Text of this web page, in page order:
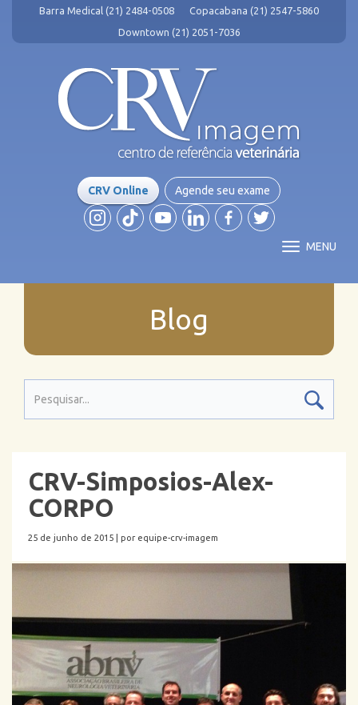
Barra Medical (21) 2484-0508
Copacabana (21) 2547-5860
Downtown (21) 2051-7036
CRV Online Agende seu exame
MENU
Blog
CRV-Simposios-Alex-
CORPO
25 de junho de 2015 | por equipe-crv-imagem